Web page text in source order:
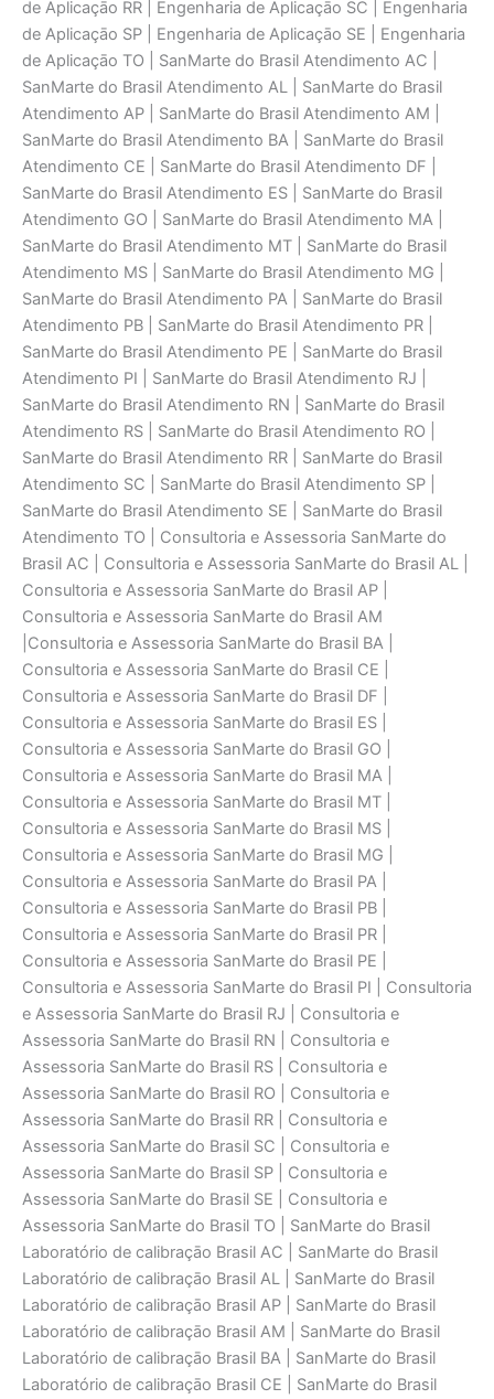
de Aplicaçāo RR | Engenharia de Aplicaçāo SC | Engenharia
de Aplicaçāo SP | Engenharia de Aplicaçāo SE | Engenharia
de Aplicaçāo TO | SanMarte do Brasil Atendimento AC |
SanMarte do Brasil Atendimento AL | SanMarte do Brasil
Atendimento AP | SanMarte do Brasil Atendimento AM |
SanMarte do Brasil Atendimento BA | SanMarte do Brasil
Atendimento CE | SanMarte do Brasil Atendimento DF |
SanMarte do Brasil Atendimento ES | SanMarte do Brasil
Atendimento GO | SanMarte do Brasil Atendimento MA |
SanMarte do Brasil Atendimento MT | SanMarte do Brasil
Atendimento MS | SanMarte do Brasil Atendimento MG |
SanMarte do Brasil Atendimento PA | SanMarte do Brasil
Atendimento PB | SanMarte do Brasil Atendimento PR |
SanMarte do Brasil Atendimento PE | SanMarte do Brasil
Atendimento PI | SanMarte do Brasil Atendimento RJ |
SanMarte do Brasil Atendimento RN | SanMarte do Brasil
Atendimento RS | SanMarte do Brasil Atendimento RO |
SanMarte do Brasil Atendimento RR | SanMarte do Brasil
Atendimento SC | SanMarte do Brasil Atendimento SP |
SanMarte do Brasil Atendimento SE | SanMarte do Brasil
Atendimento TO | Consultoria e Assessoria SanMarte do
Brasil AC | Consultoria e Assessoria SanMarte do Brasil AL |
Consultoria e Assessoria SanMarte do Brasil AP |
Consultoria e Assessoria SanMarte do Brasil AM
|Consultoria e Assessoria SanMarte do Brasil BA |
Consultoria e Assessoria SanMarte do Brasil CE |
Consultoria e Assessoria SanMarte do Brasil DF |
Consultoria e Assessoria SanMarte do Brasil ES |
Consultoria e Assessoria SanMarte do Brasil GO |
Consultoria e Assessoria SanMarte do Brasil MA |
Consultoria e Assessoria SanMarte do Brasil MT |
Consultoria e Assessoria SanMarte do Brasil MS |
Consultoria e Assessoria SanMarte do Brasil MG |
Consultoria e Assessoria SanMarte do Brasil PA |
Consultoria e Assessoria SanMarte do Brasil PB |
Consultoria e Assessoria SanMarte do Brasil PR |
Consultoria e Assessoria SanMarte do Brasil PE |
Consultoria e Assessoria SanMarte do Brasil PI | Consultoria
e Assessoria SanMarte do Brasil RJ | Consultoria e
Assessoria SanMarte do Brasil RN | Consultoria e
Assessoria SanMarte do Brasil RS | Consultoria e
Assessoria SanMarte do Brasil RO | Consultoria e
Assessoria SanMarte do Brasil RR | Consultoria e
Assessoria SanMarte do Brasil SC | Consultoria e
Assessoria SanMarte do Brasil SP | Consultoria e
Assessoria SanMarte do Brasil SE | Consultoria e
Assessoria SanMarte do Brasil TO | SanMarte do Brasil
Laboratório de calibraçāo Brasil AC | SanMarte do Brasil
Laboratório de calibraçāo Brasil AL | SanMarte do Brasil
Laboratório de calibraçāo Brasil AP | SanMarte do Brasil
Laboratório de calibraçāo Brasil AM | SanMarte do Brasil
Laboratório de calibraçāo Brasil BA | SanMarte do Brasil
Laboratório de calibraçāo Brasil CE | SanMarte do Brasil